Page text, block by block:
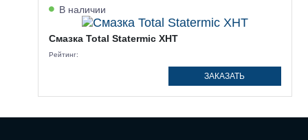
В наличии
Смазка Total Statermic XHT
Рейтинг:
ЗАКАЗАТЬ